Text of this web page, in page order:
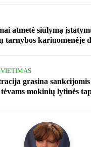
atmetė siūlymą
tarnybos kariuomenėje
grasina
mokinių lytinės